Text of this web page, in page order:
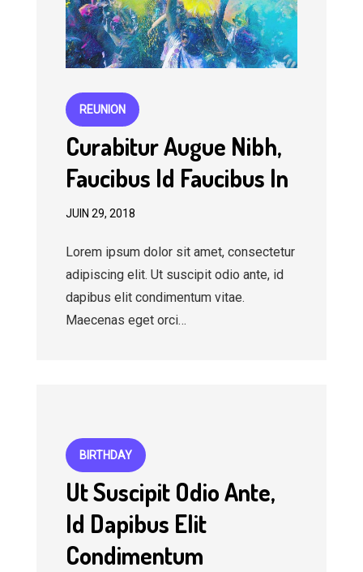
REUNION
Curabitur Augue Nibh,
Faucibus Id Faucibus In
JUIN 29, 2018
Lorem ipsum dolor sit amet, consectetur
adipiscing elit. Ut suscipit odio ante, id
dapibus elit condimentum vitae.
Maecenas eget orci…
BIRTHDAY
Ut Suscipit Odio Ante,
Id Dapibus Elit
Condimentum